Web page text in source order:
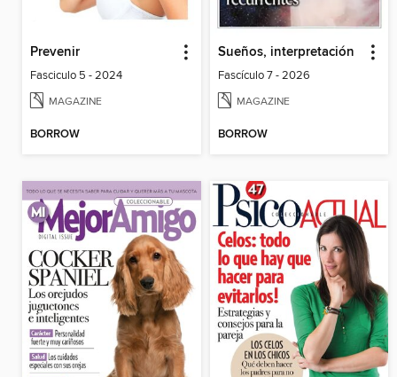
Prevenir
Fasciculo 5 - 2024
MAGAZINE
BORROW
Sueños, interpretación
Fascículo 7 - 2026
MAGAZINE
BORROW